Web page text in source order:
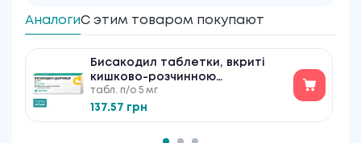
АналогиС этим товаром покупают
Бисакодил таблетки, вкриті
кишково-розчинною
оболонкою по 5 мг №30
табл. п/о 5 мг
137.57 грн